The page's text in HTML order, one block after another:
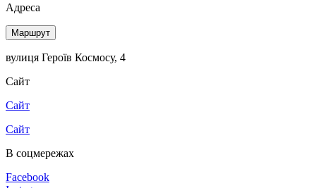
Адреса
Маршрут
вулиця Героїв Космосу, 4
Сайт
Сайт
Сайт
В соцмережах
Facebook